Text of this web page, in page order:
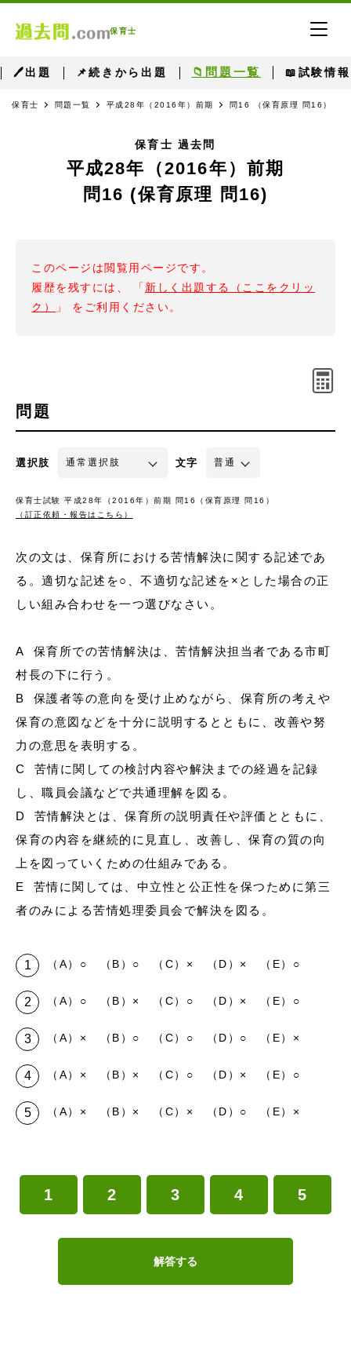
保育士
🖊出題 📌続きから出題 📁問題一覧 📖試験情報
保育士 問題一覧 平成28年（2016年）前期 問16 （保育原理 問16）
保育士 過去問
平成28年（2016年）前期
問16 (保育原理 問16)
このページは閲覧用ページです。
履歴を残すには、 「 新しく出題する（ここをクリッ
ク）
」 をご利用ください。
問題
選択肢 文字
保育士試験 平成28年（2016年）前期 問16（保育原理 問16）
（訂正依頼・報告はこちら）
次の文は、保育所における苦情解決に関する記述であ
る。適切な記述を○、不適切な記述を×とした場合の正
しい組み合わせを一つ選びなさい。
A 保育所での苦情解決は、苦情解決担当者である市町
村長の下に行う。
B 保護者等の意向を受け止めながら、保育所の考えや
保育の意図などを十分に説明するとともに、改善や努
力の意思を表明する。
C 苦情に関しての検討内容や解決までの経過を記録
し、職員会議などで共通理解を図る。
D 苦情解決とは、保育所の説明責任や評価とともに、
保育の内容を継続的に見直し、改善し、保育の質の向
上を図っていくための仕組みである。
E 苦情に関しては、中立性と公正性を保つために第三
者のみによる苦情処理委員会で解決を図る。
（A）○ （B）○ （C）× （D）× （E）○
（A）○ （B）× （C）○ （D）× （E）○
（A）× （B）○ （C）○ （D）○ （E）×
（A）× （B）× （C）○ （D）× （E）○
（A）× （B）× （C）× （D）○ （E）×
1 2 3 4 5
解答する